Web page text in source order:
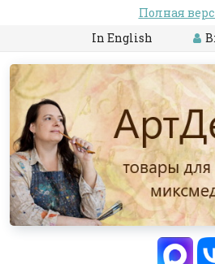
Полная
In English